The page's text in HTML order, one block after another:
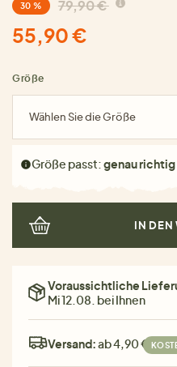
30 % 79,90 €
55,90 €
Größe
Wählen Sie die Größe
Größe passt:genau richtig
IN DEN
Voraussichtliche
Mi 12.08. bei Ihnen
Versand:ab 4,90 €